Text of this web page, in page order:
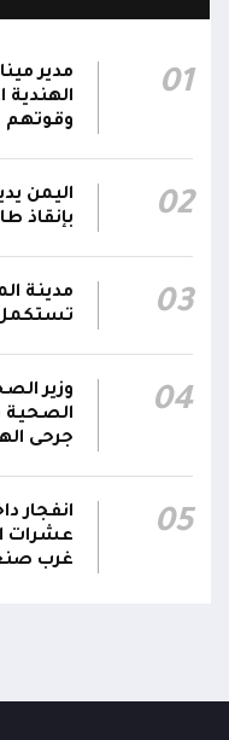
00:28
صالح يشيد
الفرقتين
وثبات
00:26
الفريق أول
هاتفيين
استشهاد عدد
اللجنة
الحوثي على
والاستقرار
23:05
جدد
واستعادة
01
مدير
الهندية
وقوتهم
02
اليمن
بإنقاذ
03
مدينة
تستكمل
04
وزير
جرحى
05
انفجار
عشرات
غرب